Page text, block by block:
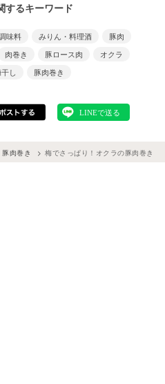
するキーワード
味料 みりん・料理酒
豚肉
肉巻き 豚ロース肉
オクラ
し 豚肉巻き
豚肉巻き 梅でさっぱり！オクラの豚肉巻き